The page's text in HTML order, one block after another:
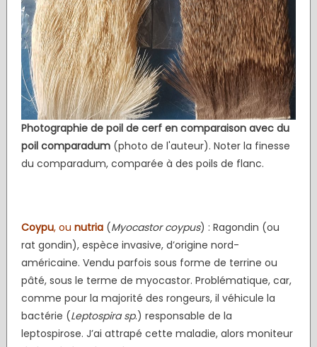
Photographiede poil de cerf en comparaison avec du
poil comparadum(photo de l'auteur). Noter la finesse
du comparadum, comparée à des poils de flanc.
Coypu, ou nutria(Myocastor coypus) : Ragondin (ou
rat gondin), espèce invasive, d’origine nord-
américaine. Vendu parfois sous forme de terrine ou
pâté, sous le terme de myocastor. Problématique, car,
comme pour la majorité des rongeurs, il véhicule la
bactérie (Leptospira sp.) responsable de la
leptospirose. J’ai attrapé cette maladie, alors moniteur